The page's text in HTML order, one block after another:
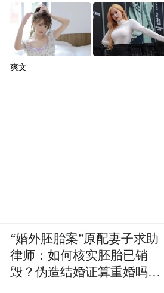
爽文
“婚外胚胎案”原配妻子求助
律师：如何核实胚胎已销
毁？伪造结婚证算重婚吗？